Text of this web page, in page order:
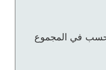
في المجموع